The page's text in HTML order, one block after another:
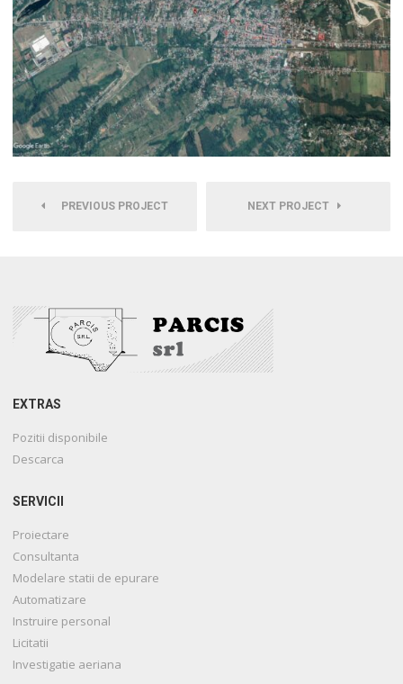
PREVIOUS PROJECT NEXT PROJECT
EXTRAS
Pozitii disponibile
Descarca
SERVICII
Proiectare
Consultanta
Modelare statii de epurare
Automatizare
Instruire personal
Licitatii
Investigatie aeriana